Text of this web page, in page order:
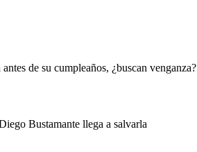
de su cumpleaños, ¿buscan venganza?
Bustamante llega a salvarla